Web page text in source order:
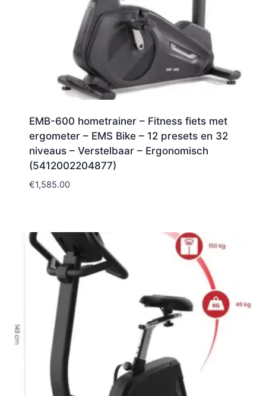
EMB-600 hometrainer – Fitness fiets met
ergometer – EMS Bike – 12 presets en 32
niveaus – Verstelbaar – Ergonomisch
(5412002204877)
€1,585.00